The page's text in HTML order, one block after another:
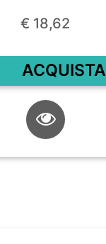
€ 18,62
Quantità
ACQUISTA